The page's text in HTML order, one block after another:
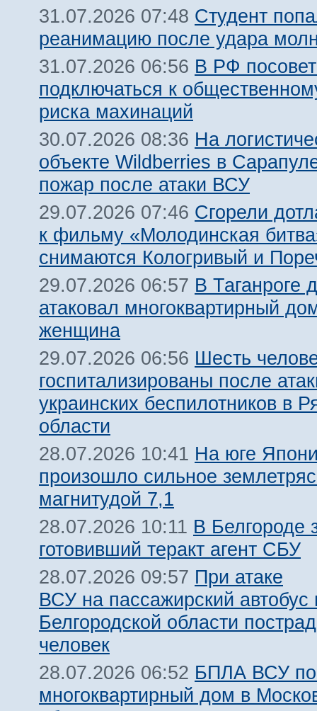
31.07.2026 07:48 Студент
реанимацию после удара
31.07.2026 06:56 В РФ
подключаться к
риска махинаций
30.07.2026 08:36 На
объекте Wildberries в
пожар после атаки ВСУ
29.07.2026 07:46 Сгорели
к фильму «Молодинская
снимаются Кологривый и
29.07.2026 06:57 В Таганроге
атаковал многоквартирный
женщина
29.07.2026 06:56 Шесть
госпитализированы после
украинских беспилотников в
области
28.07.2026 10:41 На юге
произошло сильное
магнитудой 7,1
28.07.2026 10:11 В Белгороде
готовивший теракт агент СБУ
28.07.2026 09:57 При атаке
ВСУ на пассажирский автобус
Белгородской области
человек
28.07.2026 06:52 БПЛА ВСУ
многоквартирный дом в